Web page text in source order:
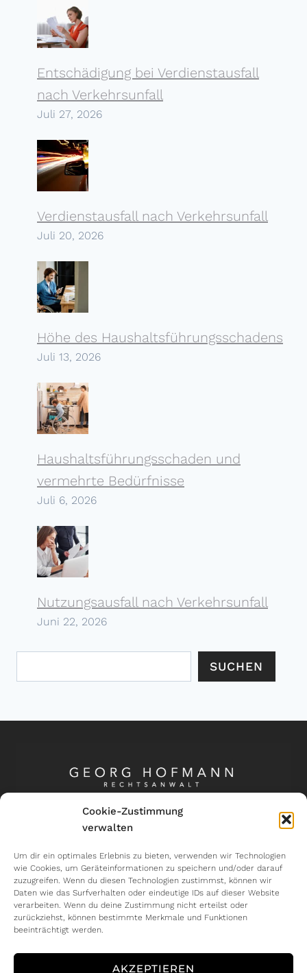
Cookie-Zustimmung
verwalten
Um dir ein optimales Erlebnis zu bieten, verwenden wir Technologien
wie Cookies, um Geräteinformationen zu speichern und/oder darauf
zuzugreifen. Wenn du diesen Technologien zustimmst, können wir
Daten wie das Surfverhalten oder eindeutige IDs auf dieser Website
verarbeiten. Wenn du deine Zustimmung nicht erteilst oder
zurückziehst, können bestimmte Merkmale und Funktionen
beeinträchtigt werden.
AKZEPTIEREN
Entschädigung bei Verdienst­ausfall
nach Verkehrs­unfall
Juli 27, 2026
Verdienstausfall nach Verkehrs­unfall
Juli 20, 2026
Höhe des Haushalts­führungs­schadens
Juli 13, 2026
Haushalts­führungs­schaden und
vermehrte Bedürfnisse
Juli 6, 2026
Nutzungs­ausfall nach Verkehrs­unfall
Juni 22, 2026
SUCHEN
Wormser Straße 6, 68309 Mannheim
Tel.: 0621 - 49 09 65 20
E-Mail: info@hofmann-kanzlei.de
Rechtliches